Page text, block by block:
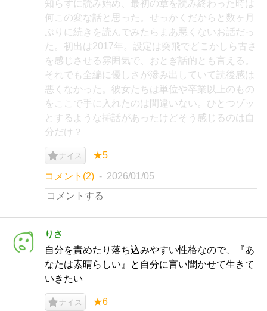
知らずに読み始め、最初の章を読み終わった時は
何この変な話と思った。せっかくだからと数ヶ月
ぶりに続きを読んでみたらまあ悪くないお話だっ
た。初出は2017年。設定は突飛でどこかしら古さ
を感じさせる雰囲気で、おとぎ話的とも言える。
それでも全編に優しさが滲み出していて読後感は
悪くなかった。彼女たちは単位や卒業以上のもの
をここで手に入れたのは間違いない。ひとつゾッ
とするような挿話があったけどそう感じるのは自
分だけ？
ナイス ★5
コメント(2) 2026/01/05
りさ
自分を責めたり落ち込みやすい性格なので、『あ
なたは素晴らしい』と自分に言い聞かせて生きて
いきたい
ナイス ★6